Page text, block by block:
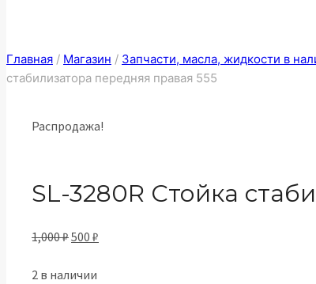
Главная / Магазин / Запчасти, масла, жидкости в
стабилизатора передняя правая 555
Распродажа!
SL-3280R Стойка
1,000₽Первоначальная
500 ₽
2 в наличии